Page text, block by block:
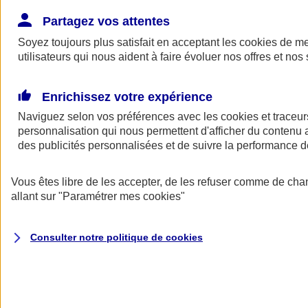
Porter l'élan du rugby féminin
Fermer le menu principal
Partagez vos attentes
Soyez toujours plus satisfait en acceptant les cookies de
utilisateurs qui nous aident à faire évoluer nos offres et nos
Enrichissez votre expérience
Naviguez selon vos préférences avec les cookies et
personnalisation qui nous permettent d'afficher du contenu
des publicités personnalisées et de suivre la performance
Vous êtes libre de les accepter, de les refuser comme de
allant sur "Paramétrer mes cookies"
Consulter notre politique de cookies